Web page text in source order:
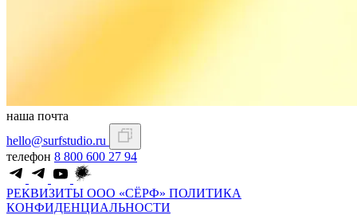
наша почта
hello@surfstudio.ru
телефон 8 800 600 27 94
РЕКВИЗИТЫ ООО «СЁРФ» ПОЛИТИКА
КОНФИДЕНЦИАЛЬНОСТИ